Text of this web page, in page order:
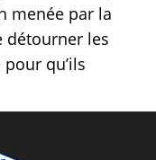
menée par la
détourner les
qu’ils